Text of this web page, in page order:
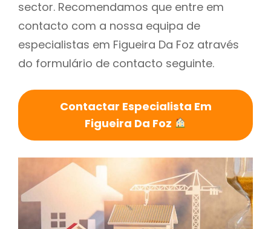
sector. Recomendamos que entre em
contacto com a nossa equipa de
especialistas em Figueira Da Foz através
do formulário de contacto seguinte.
Contactar Especialista Em
Figueira Da Foz